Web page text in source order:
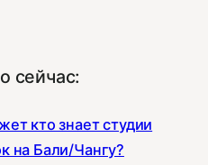
сейчас:
кто знает студии
на Бали/Чангу?